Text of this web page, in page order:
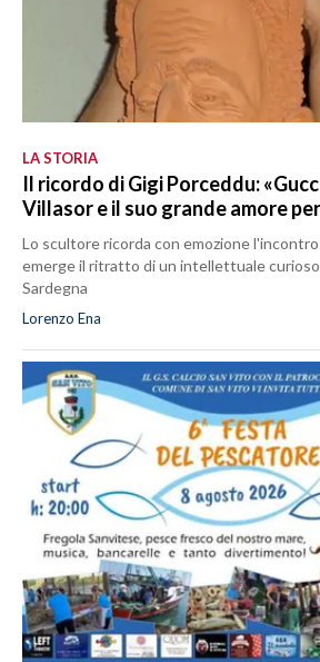
LA STORIA
Il ricordo di Gigi Porceddu:
Villasor e il suo grande amore
Lo scultore ricorda con emozione
emerge il ritratto di un intellettuale
Sardegna
Lorenzo Ena